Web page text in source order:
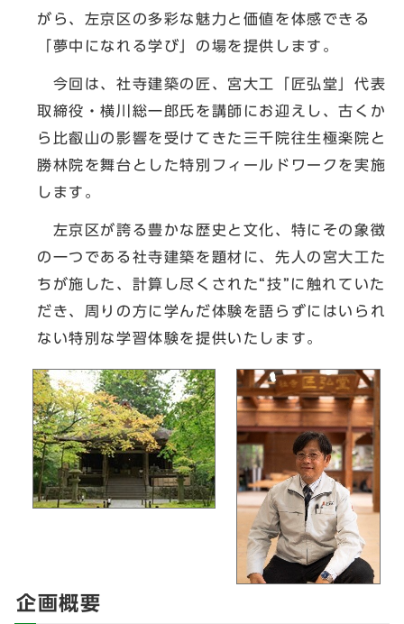
がら、左京区の多彩な魅力と価値を体感できる
「夢中になれる学び」の場を提供します。
今回は、社寺建築の匠、宮大工「匠弘堂」代表
取締役・横川総一郎氏を講師にお迎えし、古くか
ら比叡山の影響を受けてきた三千院往生極楽院と
勝林院を舞台とした特別フィールドワークを実施
します。
左京区が誇る豊かな歴史と文化、特にその象徴
の一つである社寺建築を題材に、先人の宮大工た
ちが施した、計算し尽くされた“技”に触れていた
だき、周りの方に学んだ体験を語らずにはいられ
ない特別な学習体験を提供いたします。
企画概要